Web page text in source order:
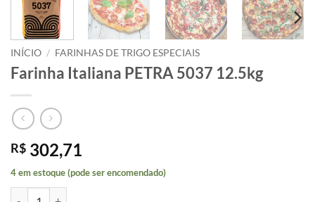
INÍCIO / FARINHAS DE TRIGO ESPECIAIS
Farinha Italiana PETRA 5037 12.5kg
R$ 302,71
4 em estoque (pode ser encomendado)